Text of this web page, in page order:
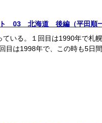
ト 03 北海道 後編（平田順一
いる。１回目は1990年で札
目は1998年で、この時も5日